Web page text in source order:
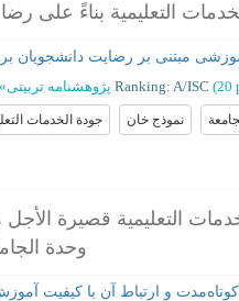
التعليمية بناءً على
مبتنی بر رضایت دانشجویان
پژوهشنامه تربیتی» Ranking: A/ISC (‎20
جودة الخدمات نموذج خان
التعليمية قصيرة الأجل
وحدة
و ارتباط آن با کیفیت